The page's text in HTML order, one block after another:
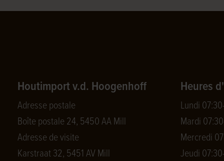
Houtimport v.d. Hoogenhoff
Adresse postale
Boîte postale 24, 5450 AA Mill
Adresse de visite
Karstraat 32, 5451 AV Mill
Heures
Lundi
Mardi
Mercredi
Jeudi